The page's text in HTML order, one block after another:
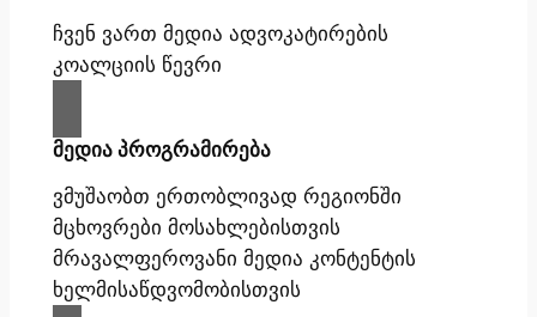
ჩვენ ვართ მედია ადვოკატირების
კოალციის წევრი
მედია პროგრამირება
ვმუშაობთ ერთობლივად რეგიონში
მცხოვრები მოსახლებისთვის
მრავალფეროვანი მედია კონტენტის
ხელმისაწდვომობისთვის